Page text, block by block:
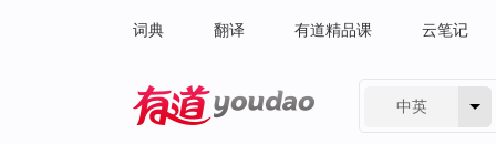
词典 翻译 有道精品课 云笔记
中英